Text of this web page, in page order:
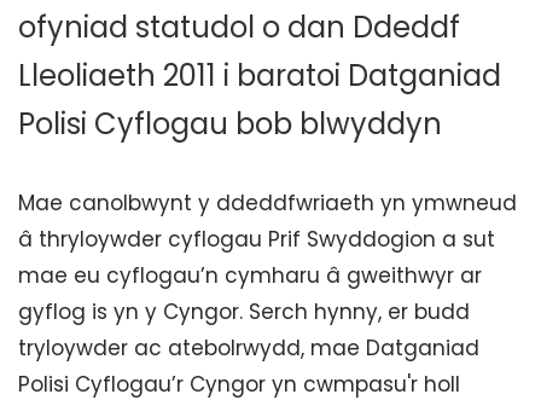
ofyniad statudol o dan Ddeddf
Lleoliaeth 2011 i baratoi Datganiad
Polisi Cyflogau bob blwyddyn
Mae canolbwynt y ddeddfwriaeth yn ymwneud
â thryloywder cyflogau Prif Swyddogion a sut
mae eu cyflogau’n cymharu â gweithwyr ar
gyflog is yn y Cyngor. Serch hynny, er budd
tryloywder ac atebolrwydd, mae Datganiad
Polisi Cyflogau’r Cyngor yn cwmpasu'r holl